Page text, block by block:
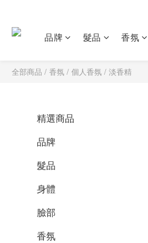
品牌 髮品 香氛
全部商品 / 香氛 / 個人香氛 / 淡香精
精選商品
品牌
髮品
身體
臉部
香氛